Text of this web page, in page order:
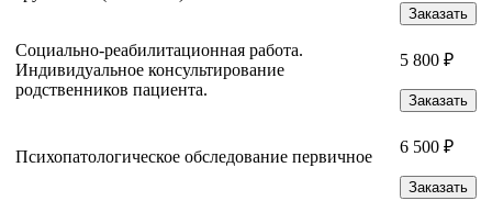
Заказать
Социально-реабилитационная работа.
Индивидуальное консультирование
родственников пациента.
5 800 ₽
Заказать
Психопатологическое обследование первичное
6 500 ₽
Заказать